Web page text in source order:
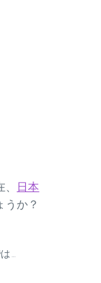
日本
うか？
...